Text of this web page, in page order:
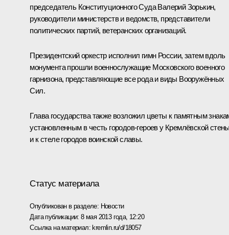
председатель Конституционного СудаВалерий Зорькин,
руководители министерств и ведомств, представители
политических партий, ветеранских организаций.
Президентский оркестр исполнил гимн России, затем вдоль
монумента прошли военнослужащие Московского военного
гарнизона, представляющие все рода и виды Вооружённых
Сил.
Глава государства также возложил цветы к памятным
установленным в честь городов-героев у Кремлёвской
и к стелегородов воинской славы.
Статус материала
Опубликован в разделе: Новости
Дата публикации:8 мая 2013 года, 12:20
Ссылка на материал: kremlin.ru/d/18057